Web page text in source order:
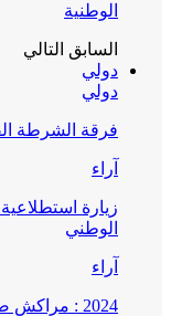
الوطنية
السابق التالي
دولي
دولي
فرقة الشرطة
آراء
زيارة
الوطني
آراء
2024 :